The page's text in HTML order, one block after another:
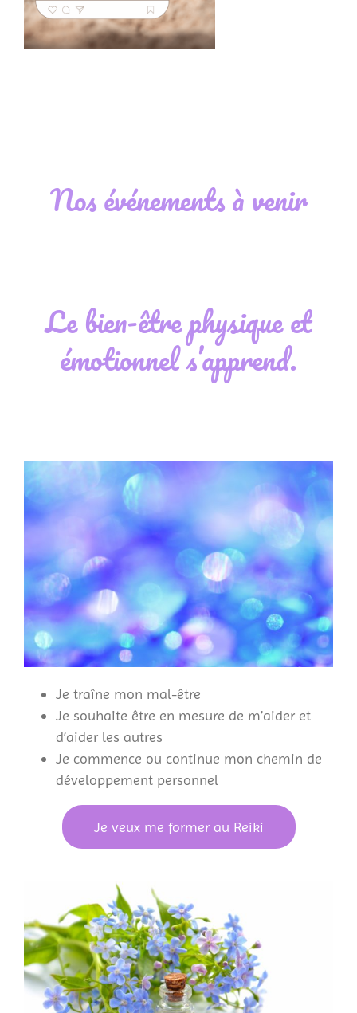
Nos événements à venir
Le bien-être physique et
émotionnel s’apprend.
Je traîne mon mal-être
Je souhaite être en mesure de m’aider et
d’aider les autres
Je commence ou continue mon chemin de
développement personnel
Je veux me former au Reiki